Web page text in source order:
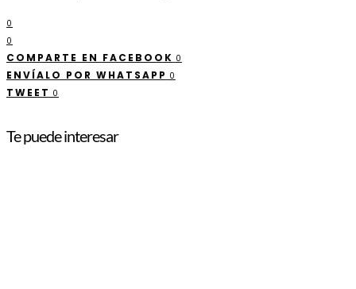
0
0
COMPARTE EN FACEBOOK 0
ENVÍALO POR WHATSAPP 0
TWEET 0
Te puede interesar